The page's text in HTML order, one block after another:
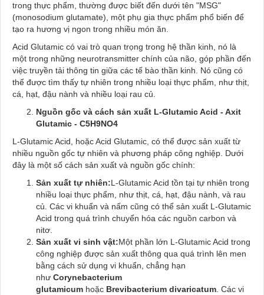
trong thực phẩm, thường được biết đến dưới tên "MSG"
(monosodium glutamate), một phụ gia thực phẩm phổ biến để
tạo ra hương vị ngon trong nhiều món ăn.
Acid Glutamic có vai trò quan trọng trong hệ thần kinh, nó là
một trong những neurotransmitter chính của não, góp phần đến
việc truyền tải thông tin giữa các tế bào thần kinh. Nó cũng có
thể được tìm thấy tự nhiên trong nhiều loại thực phẩm, như thịt,
cá, hạt, đậu nành và nhiều loại rau củ.
Nguồn gốc và cách sản xuất L-Glutamic Acid - Axit
Glutamic - C5H9NO4
L-Glutamic Acid, hoặc Acid Glutamic, có thể được sản xuất từ
nhiều nguồn gốc tự nhiên và phương pháp công nghiệp. Dưới
đây là một số cách sản xuất và nguồn gốc chính:
Sản xuất tự nhiên:L-Glutamic Acid tồn tại tự nhiên trong
nhiều loại thực phẩm, như thịt, cá, hạt, đậu nành, và rau
củ. Các vi khuẩn và nấm cũng có thể sản xuất L-Glutamic
Acid trong quá trình chuyển hóa các nguồn carbon và
nitơ.
Sản xuất vi sinh vật:Một phần lớn L-Glutamic Acid trong
công nghiệp được sản xuất thông qua quá trình lên men
bằng cách sử dụng vi khuẩn, chẳng hạn
như Corynebacterium
glutamicum hoặc Brevibacterium divaricatum . Các vi